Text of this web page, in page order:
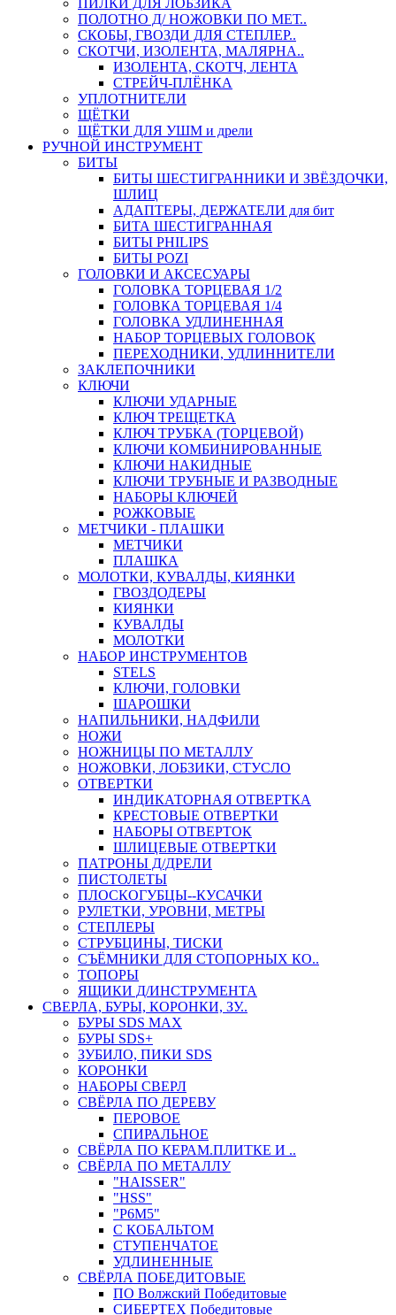
ПИЛКИ ДЛЯ ЛОБЗИКА
ПОЛОТНО Д/ НОЖОВКИ ПО МЕТ..
СКОБЫ, ГВОЗДИ ДЛЯ СТЕПЛЕР..
СКОТЧИ, ИЗОЛЕНТА, МАЛЯРНА..
ИЗОЛЕНТА, СКОТЧ, ЛЕНТА
СТРЕЙЧ-ПЛЁНКА
УПЛОТНИТЕЛИ
ЩЁТКИ
ЩЁТКИ ДЛЯ УШМ и дрели
РУЧНОЙ ИНСТРУМЕНТ
БИТЫ
БИТЫ ШЕСТИГРАННИКИ И ЗВЁЗДОЧКИ,
ШЛИЦ
АДАПТЕРЫ, ДЕРЖАТЕЛИ для бит
БИТА ШЕСТИГРАННАЯ
БИТЫ PHILIPS
БИТЫ POZI
ГОЛОВКИ И АКСЕСУАРЫ
ГОЛОВКА ТОРЦЕВАЯ 1/2
ГОЛОВКА ТОРЦЕВАЯ 1/4
ГОЛОВКА УДЛИНЕННАЯ
НАБОР ТОРЦЕВЫХ ГОЛОВОК
ПЕРЕХОДНИКИ, УДЛИННИТЕЛИ
ЗАКЛЕПОЧНИКИ
КЛЮЧИ
КЛЮЧИ УДАРНЫЕ
КЛЮЧ ТРЕЩЕТКА
КЛЮЧ ТРУБКА (ТОРЦЕВОЙ)
КЛЮЧИ КОМБИНИРОВАННЫЕ
КЛЮЧИ НАКИДНЫЕ
КЛЮЧИ ТРУБНЫЕ И РАЗВОДНЫЕ
НАБОРЫ КЛЮЧЕЙ
РОЖКОВЫЕ
МЕТЧИКИ - ПЛАШКИ
МЕТЧИКИ
ПЛАШКА
МОЛОТКИ, КУВАЛДЫ, КИЯНКИ
ГВОЗДОДЕРЫ
КИЯНКИ
КУВАЛДЫ
МОЛОТКИ
НАБОР ИНСТРУМЕНТОВ
STELS
КЛЮЧИ, ГОЛОВКИ
ШАРОШКИ
НАПИЛЬНИКИ, НАДФИЛИ
НОЖИ
НОЖНИЦЫ ПО МЕТАЛЛУ
НОЖОВКИ, ЛОБЗИКИ, СТУСЛО
ОТВЕРТКИ
ИНДИКАТОРНАЯ ОТВЕРТКА
КРЕСТОВЫЕ ОТВЕРТКИ
НАБОРЫ ОТВЕРТОК
ШЛИЦЕВЫЕ ОТВЕРТКИ
ПАТРОНЫ Д/ДРЕЛИ
ПИСТОЛЕТЫ
ПЛОСКОГУБЦЫ--КУСАЧКИ
РУЛЕТКИ, УРОВНИ, МЕТРЫ
СТЕПЛЕРЫ
СТРУБЦИНЫ, ТИСКИ
СЪЁМНИКИ ДЛЯ СТОПОРНЫХ КО..
ТОПОРЫ
ЯЩИКИ Д/ИНСТРУМЕНТА
СВЕРЛА, БУРЫ, КОРОНКИ, ЗУ..
БУРЫ SDS MAX
БУРЫ SDS+
ЗУБИЛО, ПИКИ SDS
КОРОНКИ
НАБОРЫ СВЕРЛ
СВЁРЛА ПО ДЕРЕВУ
ПЕРОВОЕ
СПИРАЛЬНОЕ
СВЁРЛА ПО КЕРАМ.ПЛИТКЕ И ..
СВЁРЛА ПО МЕТАЛЛУ
"HAISSER"
"HSS"
"Р6М5"
С КОБАЛЬТОМ
СТУПЕНЧАТОЕ
УДЛИНЕННЫЕ
СВЁРЛА ПОБЕДИТОВЫЕ
ПО Волжский Победитовые
СИБЕРТЕХ Победитовые